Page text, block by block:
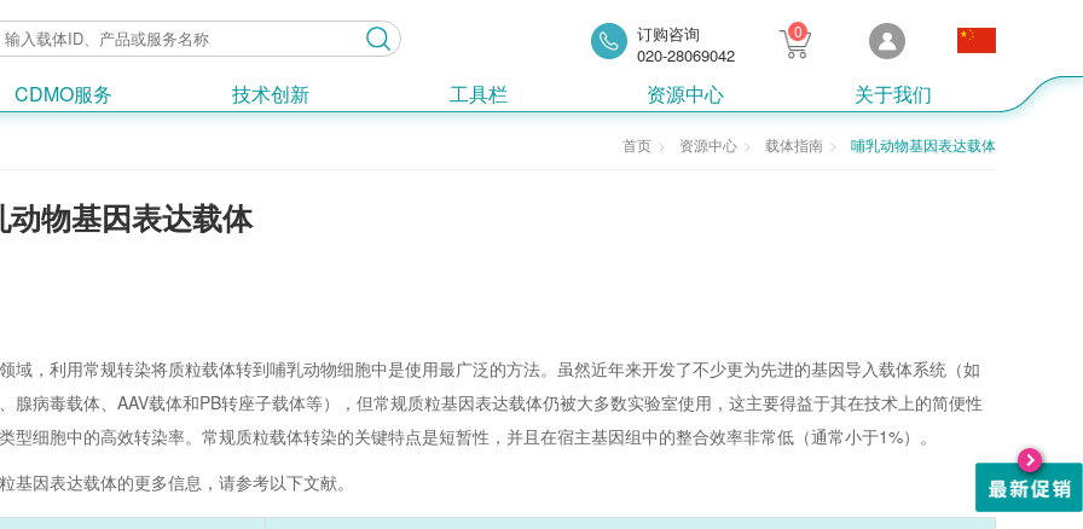
0
订购咨询
020-28069042
CDMO服务 技术创新 工具栏 资源中心 关于我们
首页 资源中心 载体指南 哺乳动物基因表达载体
动物基因表达载体
域，利用常规转染将质粒载体转到哺乳动物细胞中是使用最广泛的方法。虽然近年来开发了不少更为先进的基因导入载体系统（如
腺病毒载体、AAV载体和PB转座子载体等），但常规质粒基因表达载体仍被大多数实验室使用，这主要得益于其在技术上的简便性
型细胞中的高效转染率。常规质粒载体转染的关键特点是短暂性，并且在宿主基因组中的整合效率非常低（通常小于1%）。
基因表达载体的更多信息，请参考以下文献。